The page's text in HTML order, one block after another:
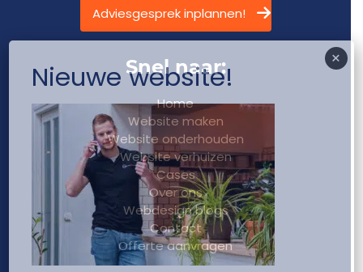
Adviesgesprek inplannen!
Snel naar:
Home
Website maken
Website onderhouden
Website verhuizen
Cases
Over ons
Webdesign blogs
Contact
Offerte aanvragen
Nieuwe website!
×